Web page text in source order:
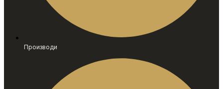
Производи